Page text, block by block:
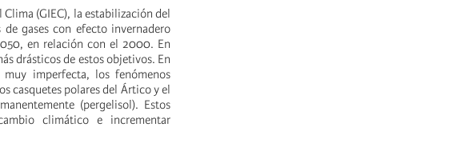
(GIEC), la estabilización del
gases con efecto invernadero
en relación con el 2000. En
drásticos de estos objetivos. En
imperfecta, los fenómenos
casquetes polares del Ártico y el
(pergelisol). Estos
climático e incrementar